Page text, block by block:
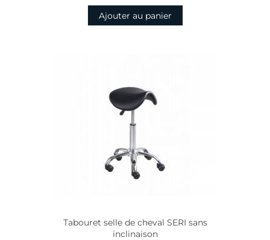
Ajouter au panier
Tabouret selle de cheval SERI sans
inclinaison